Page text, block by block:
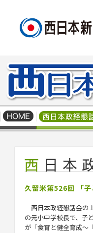
久留米第526回 「
西日本政経懇話会の
の元小中学校長で、子
が「食育と健全育成～